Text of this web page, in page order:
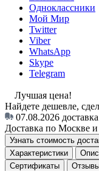
Одноклассники
Мой Мир
Twitter
Viber
WhatsApp
Skype
Telegram
Лучшая цена!
Найдете дешевле,
07.08.2026
Доставка по Москве
Узнать стоимость
Характеристики
Сертификаты